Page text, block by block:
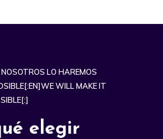
LO HAREMOS
WILL MAKE IT
elegir